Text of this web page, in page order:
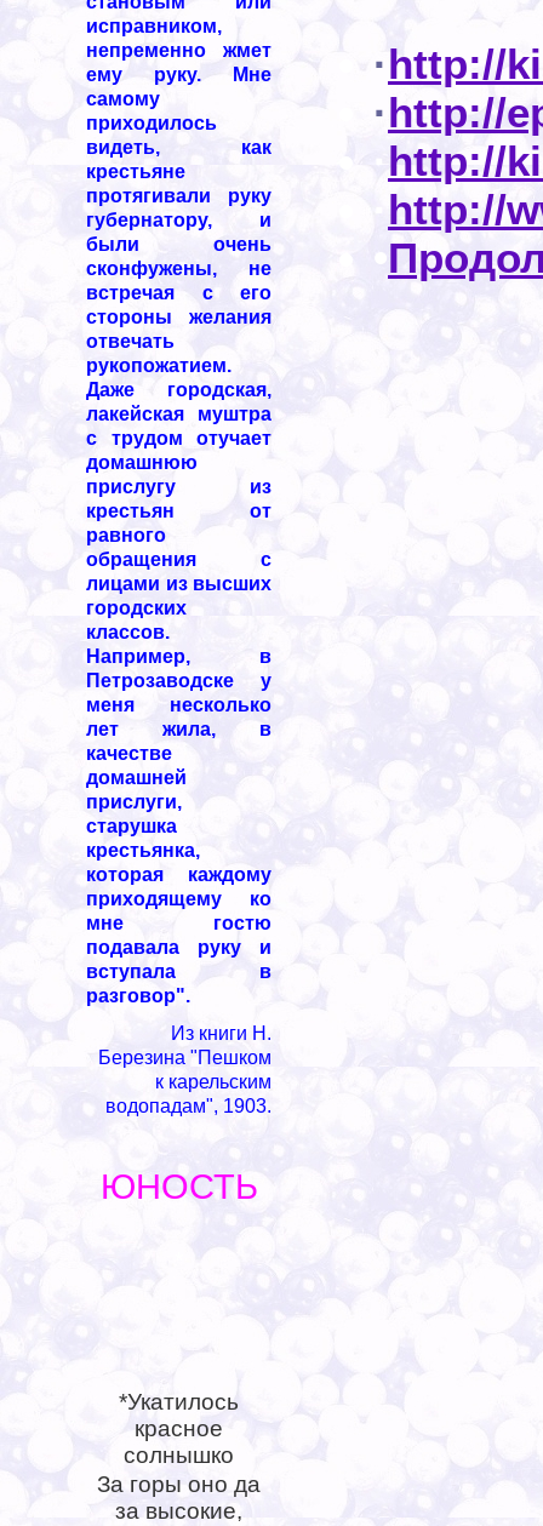
исправником,
непременно жмет
ему руку. Мне
самому
приходилось
видеть, как
крестьяне
протягивали руку
губернатору, и
были очень
сконфужены, не
встречая с его
стороны желания
отвечать
рукопожатием.
Даже городская,
лакейская муштра
с трудом отучает
домашнюю
прислугу из
крестьян от
равного
обращения с
лицами из высших
городских
классов.
Например, в
Петрозаводске у
меня несколько
лет жила, в
качестве
домашней
прислуги,
старушка
крестьянка,
которая каждому
приходящему ко
мне гостю
подавала руку и
вступала в
разговор".
Из книги Н.
Березина "Пешком
к карельским
водопадам", 1903.
ЮНОСТЬ
*Укатилось
красное
солнышко
За горы оно да
за высокие,
·http://
·http://
http://
http://
•